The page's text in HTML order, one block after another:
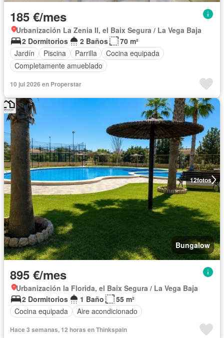
185 €/mes
Urbanización La Zenia II, el Baix Segura / La Vega Baja
2 Dormitorios
2 Baños
70 m²
Jardín
Piscina Parrilla
Cocina equipada
Completamente amueblado
10 jul 2026 en Properstar
12fotos
Bungalow
895 €/mes
Urbanización la Florida, el Baix Segura / La Vega Baja
2 Dormitorios
1 Baño
55 m²
Cocina equipada
Aire acondicionado
Hace 3 semanas, 12 horas en Thinkspain